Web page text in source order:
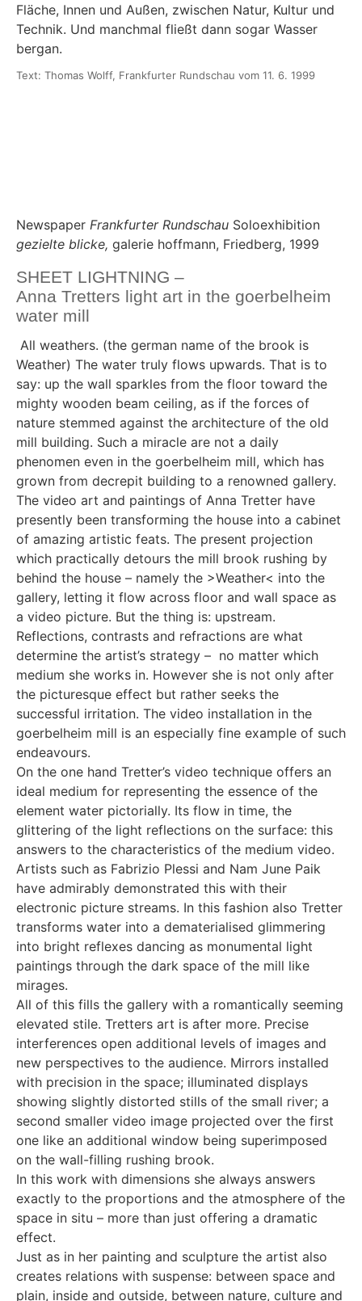
Fläche, Innen und Außen, zwischen Natur, Kultur und
Technik. Und manchmal fließt dann sogar Wasser
bergan.
Text: Thomas Wolff, Frankfurter Rundschau vom 11. 6. 1999
Newspaper Frankfurter Rundschau Soloexhibition
gezielte blicke, galerie hoffmann, Friedberg, 1999
SHEET LIGHTNING –
Anna Tretters light art in the goerbelheim
water mill
All weathers. (the german name of the brook is
Weather) The water truly flows upwards. That is to
say: up the wall sparkles from the floor toward the
mighty wooden beam ceiling, as if the forces of
nature stemmed against the architecture of the old
mill building. Such a miracle are not a daily
phenomen even in the goerbelheim mill, which has
grown from decrepit building to a renowned gallery.
The video art and paintings of Anna Tretter have
presently been transforming the house into a cabinet
of amazing artistic feats. The present projection
which practically detours the mill brook rushing by
behind the house – namely the >Weather< into the
gallery, letting it flow across floor and wall space as
a video picture. But the thing is: upstream.
Reflections, contrasts and refractions are what
determine the artist’s strategy – no matter which
medium she works in. However she is not only after
the picturesque effect but rather seeks the
successful irritation. The video installation in the
goerbelheim mill is an especially fine example of such
endeavours.
On the one hand Tretter’s video technique offers an
ideal medium for representing the essence of the
element water pictorially. Its flow in time, the
glittering of the light reflections on the surface: this
answers to the characteristics of the medium video.
Artists such as Fabrizio Plessi and Nam June Paik
have admirably demonstrated this with their
electronic picture streams. In this fashion also Tretter
transforms water into a dematerialised glimmering
into bright reflexes dancing as monumental light
paintings through the dark space of the mill like
mirages.
All of this fills the gallery with a romantically seeming
elevated stile. Tretters art is after more. Precise
interferences open additional levels of images and
new perspectives to the audience. Mirrors installed
with precision in the space; illuminated displays
showing slightly distorted stills of the small river; a
second smaller video image projected over the first
one like an additional window being superimposed
on the wall-filling rushing brook.
In this work with dimensions she always answers
exactly to the proportions and the atmosphere of the
space in situ – more than just offering a dramatic
effect.
Just as in her painting and sculpture the artist also
creates relations with suspense: between space and
plain, inside and outside, between nature, culture and